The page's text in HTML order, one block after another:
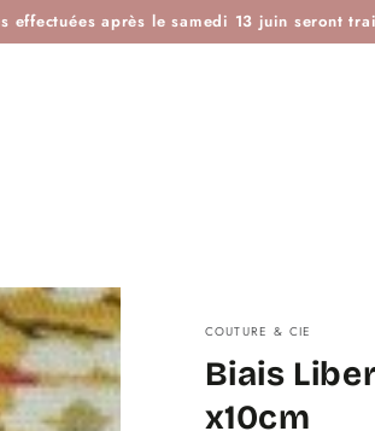
effectuées après le samedi 13 juin seront
COUTURE & CIE
Biais
x10cm